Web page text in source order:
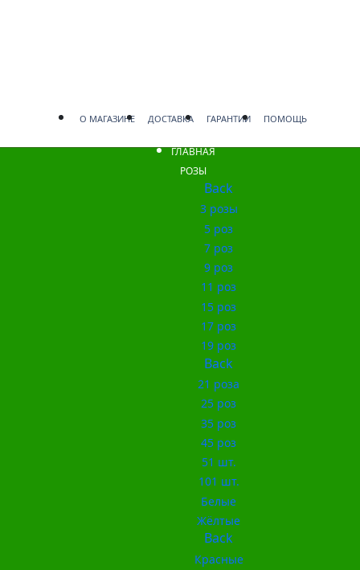
О МАГАЗИНЕ ДОСТАВКА ГАРАНТИИ ПОМОЩЬ
ГЛАВНАЯ
РОЗЫ
Back
3 розы
5 роз
7 роз
9 роз
11 роз
15 роз
17 роз
19 роз
Back
21 роза
25 роз
35 роз
45 роз
51 шт.
101 шт.
Белые
Жёлтые
Back
Красные